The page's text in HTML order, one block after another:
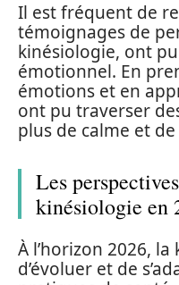
Il est fréquent de
témoignages de
kinésiologie, ont
émotionnel. En
émotions et en
ont pu traverser
plus de calme et
Les
kinésiologie en
À l’horizon 2026,
d’évoluer et de